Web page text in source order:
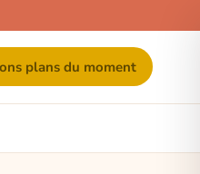
plans du moment